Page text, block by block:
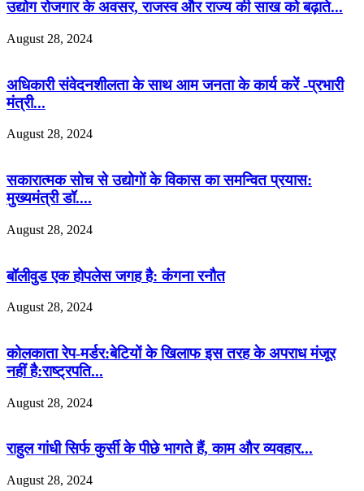
उद्योग रोजगार के अवसर, राजस्व और राज्य की साख को बढ़ाते...
August 28, 2024
अधिकारी संवेदनशीलता के साथ आम जनता के कार्य करें -प्रभारी
मंत्री...
August 28, 2024
सकारात्मक सोच से उद्योगों के विकास का समन्वित प्रयास:
मुख्यमंत्री डॉ....
August 28, 2024
बॉलीवुड एक होपलेस जगह है: कंंगना रनौत
August 28, 2024
कोलकाता रेप-मर्डर:बेटियों के खिलाफ इस तरह के अपराध मंजूर
नहीं है:राष्ट्रपति...
August 28, 2024
राहुल गांधी सिर्फ कुर्सी के पीछे भागते हैं, काम और व्यवहार...
August 28, 2024